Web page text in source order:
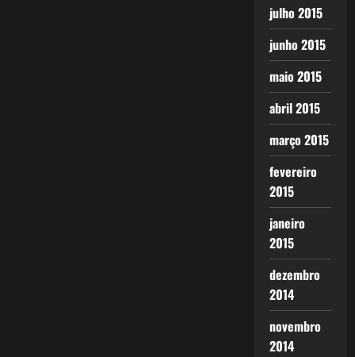
julho 2015
junho 2015
maio 2015
abril 2015
março 2015
fevereiro
2015
janeiro
2015
dezembro
2014
novembro
2014